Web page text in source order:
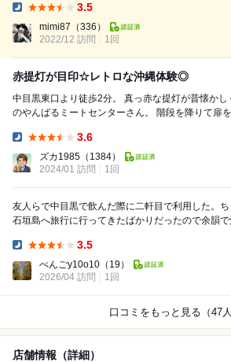
ムチ、にんにく等のトッピングと一緒に 味変しながらペロリ。 出汁トマ
トもお出汁がすごく美味しかったし、 ちくわキュウリもイメージしてた
見た目とは違い 薄切り...
3.5
mimi87 （336）
2022/12 訪問
1回
赤提灯が目印☆レトロな沖縄体験◎
中目黒東口より徒歩2分。 真っ赤な提灯が昔懐かしく親しみやすい雰囲気
のやんばるミートセンターさん。 階段を降りて扉を開けると、レトロな
3.6
ズカ1985 （1384）
2024/01 訪問
1回
友人らで中目黒で飲んだ際に二軒目で利用した。
石垣島へ旅行に行ってきたばかりだったので余韻
3.5
べんごy10o10 （19）
2026/04 訪問
1回
口コミをもっと見る（47人
店舗情報（詳細）